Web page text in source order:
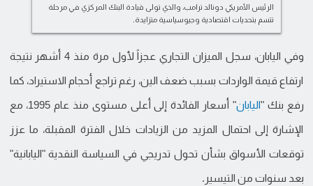
الرئيس الأمريكي دونالد ترامب، والذي تولى قيادة البنك المركزي في مرحلة
تتسم بتحديات اقتصادية وجيوسياسية متزايدة.
وفي اليابان، سجل الميزان التجاري عجزاً لأول مرة منذ 4 أشهر نتيجة
ارتفاع قيمة الواردات بسبب ضعف الين، رغم تراجع أحجام الاستيراد، كما
رفع بنك "اليابان " أسعار الفائدة إلى أعلى مستوى منذ عام 1995، مع
الإشارة إلى احتمال المزيد من الزيادات خلال الفترة المقبلة، ما عزز
توقعات الأسواق بشأن تحول تدريجي في السياسة النقدية "اليابانية"
بعد سنوات من التيسير.